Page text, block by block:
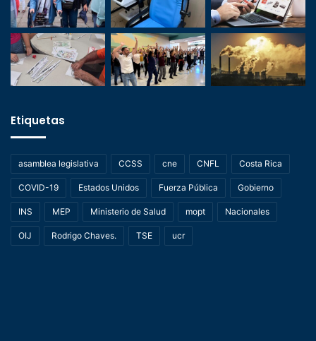
Etiquetas
asamblea legislativa CCSS cne CNFL Costa Rica
COVID-19 Estados Unidos Fuerza Pública Gobierno
INS MEP Ministerio de Salud mopt Nacionales
OIJ Rodrigo Chaves. TSE ucr